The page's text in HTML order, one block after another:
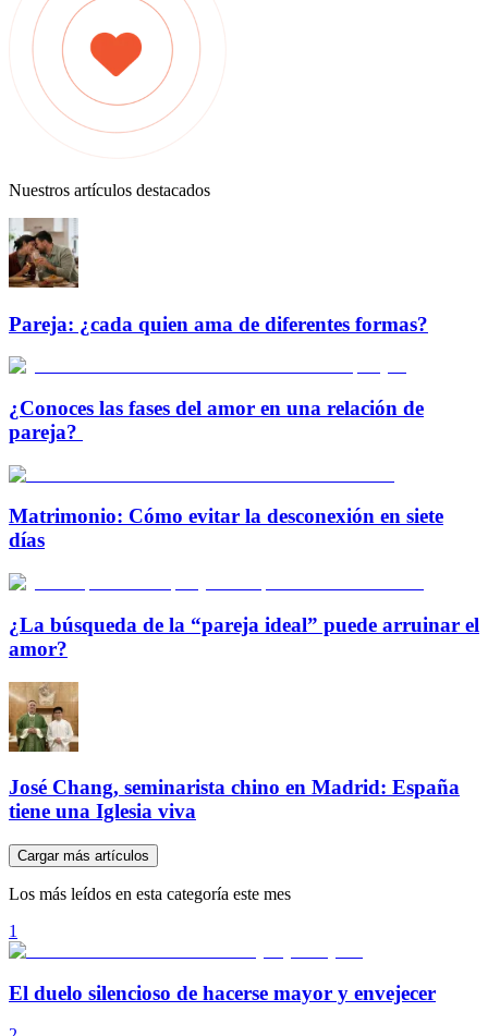
Nuestros artículos destacados
Pareja: ¿cada quien ama de diferentes formas?
¿Conoces las fases del amor en una relación de
pareja?
Matrimonio: Cómo evitar la desconexión en siete
días
¿La búsqueda de la “pareja ideal” puede arruinar el
amor?
José Chang, seminarista chino en Madrid: España
tiene una Iglesia viva
Cargar más artículos
Los más leídos en esta categoría este mes
1
El duelo silencioso de hacerse mayor y envejecer